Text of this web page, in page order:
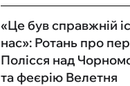
«Це був справжній
нас»: Ротань про
Полісся над
та феєрію Велетня